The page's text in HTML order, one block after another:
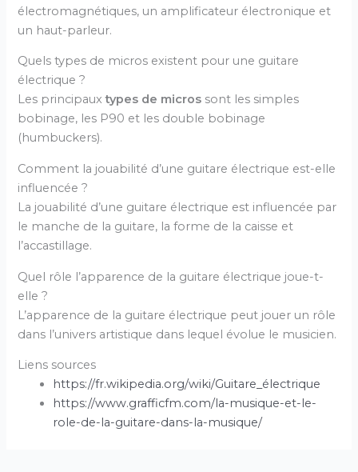
électromagnétiques, un amplificateur électronique et
un haut-parleur.
Quels types de micros existent pour une guitare
électrique ?
Les principauxtypes de micros sont les simples
bobinage, les P90 et les double bobinage
(humbuckers).
Comment la jouabilité d’une guitare électrique est-elle
influencée ?
La jouabilité d’une guitare électrique est influencée par
le manche de la guitare, la forme de la caisse et
l’accastillage.
Quel rôle l’apparence de la guitare électrique joue-t-
elle ?
L’apparence de la guitare électrique peut jouer un rôle
dans l’univers artistique dans lequel évolue le musicien.
Liens sources
https://fr.wikipedia.org/wiki/Guitare_électrique
https://www.grafficfm.com/la-musique-et-le-
role-de-la-guitare-dans-la-musique/